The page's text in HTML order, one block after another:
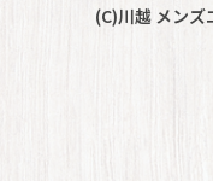
(C)川越 メン